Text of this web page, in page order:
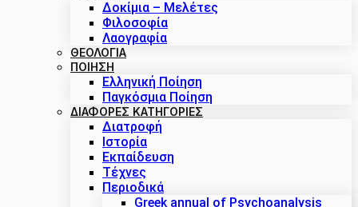
Δοκίμια – Μελέτες
Φιλοσοφία
Λαογραφία
ΘΕΟΛΟΓΙΑ
ΠΟΙΗΣΗ
Ελληνική Ποίηση
Παγκόσμια Ποίηση
ΔΙΑΦΟΡΕΣ ΚΑΤΗΓΟΡΙΕΣ
Διατροφή
Ιστορία
Εκπαίδευση
Τέχνες
Περιοδικά
Greek annual of Psychoanalysis